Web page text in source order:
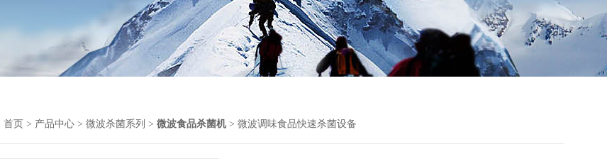
首页 > 产品中心 > 微波杀菌系列 > 微波食品杀菌机> 微波调味食品快速杀菌设备